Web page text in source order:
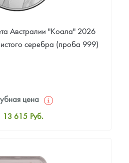
Австралии "Коала" 2026
серебра (проба 999)
цена
13 615 Руб.
Цена выкупа